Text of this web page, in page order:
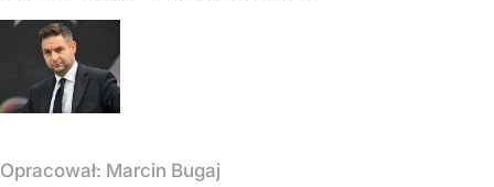
Opracował: Marcin Bugaj